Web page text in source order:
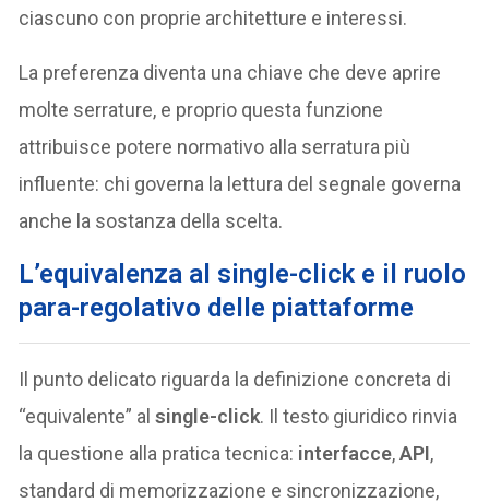
ciascuno con proprie architetture e interessi.
La preferenza diventa una chiave che deve aprire
molte serrature, e proprio questa funzione
attribuisce potere normativo alla serratura più
influente: chi governa la lettura del segnale governa
anche la sostanza della scelta.
L’equivalenza al single-click e il ruolo
para-regolativo delle piattaforme
Il punto delicato riguarda la definizione concreta di
“equivalente” alsingle-click. Il testo giuridico rinvia
la questione alla pratica tecnica: interfacce,API,
standard di memorizzazione e sincronizzazione,